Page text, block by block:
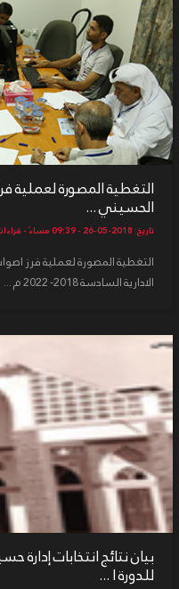
التغطية المصورة لعملية
الحسيني ...
تاريخ: 2018-05-26 - 09:39 مساءً - قراءات: 4685
التغطية المصورة لعملية فرز
الادارية السادسة 2018- 2022 م ...
بيان نتائج انتخابات
للدورة ا ...